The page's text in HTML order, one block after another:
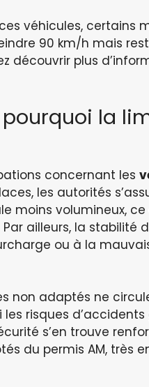
véhicules, certains
90 km/h mais
découvrir plus
la
concernant les
les autorités
moins volumineux,
ailleurs, la stabilité
ou à la
non adaptés ne
risques d’accidents
s’en trouve
du permis AM, très